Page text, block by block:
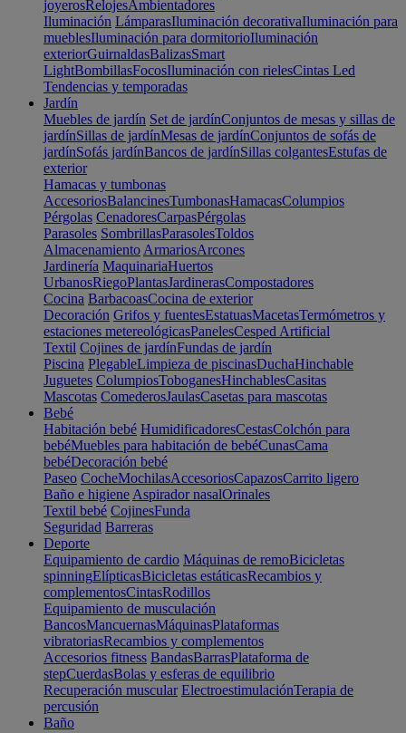
joyerosRelojesAmbientadores
Iluminación LámparasIluminación decorativaIluminación para
mueblesIluminación para dormitorioIluminación
exteriorGuirnaldasBalizasSmart
LightBombillasFocosIluminación con rielesCintas Led
Tendencias y temporadas
Jardín
Muebles de jardín Set de jardínConjuntos de mesas y sillas de
jardínSillas de jardínMesas de jardínConjuntos de sofás de
jardínSofás jardínBancos de jardínSillas colgantesEstufas de
exterior
Hamacas y tumbonas
AccesoriosBalancinesTumbonasHamacasColumpios
Pérgolas CenadoresCarpasPérgolas
Parasoles SombrillasParasolesToldos
Almacenamiento ArmariosArcones
Jardinería MaquinariaHuertos
UrbanosRiegoPlantasJardinerasCompostadores
Cocina BarbacoasCocina de exterior
Decoración Grifos y fuentesEstatuasMacetasTermómetros y
estaciones metereológicasPanelesCesped Artificial
Textil Cojines de jardínFundas de jardín
Piscina PlegableLimpieza de piscinasDuchaHinchable
Juguetes ColumpiosToboganesHinchablesCasitas
Mascotas ComederosJaulasCasetas para mascotas
Bebé
Habitación bebé HumidificadoresCestasColchón para
bebéMuebles para habitación de bebéCunasCama
bebéDecoración bebé
Paseo CocheMochilasAccesoriosCapazosCarrito ligero
Baño e higiene Aspirador nasalOrinales
Textil bebé CojinesFunda
Seguridad Barreras
Deporte
Equipamiento de cardio Máquinas de remoBicicletas
spinningElípticasBicicletas estáticasRecambios y
complementosCintasRodillos
Equipamiento de musculación
BancosMancuernasMáquinasPlataformas
vibratoriasRecambios y complementos
Accesorios fitness BandasBarrasPlataforma de
stepCuerdasBolas y esferas de equilibrio
Recuperación muscular ElectroestimulaciónTerapia de
percusión
Baño